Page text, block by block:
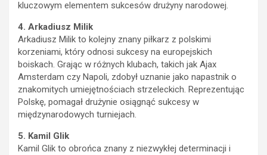
kluczowym elementem sukcesów drużyny narodowej.
4. Arkadiusz Milik
Arkadiusz Milik to kolejny znany piłkarz z polskimi
korzeniami, który odnosi sukcesy na europejskich
boiskach. Grając w różnych klubach, takich jak Ajax
Amsterdam czy Napoli, zdobył uznanie jako napastnik o
znakomitych umiejętnościach strzeleckich. Reprezentując
Polskę, pomagał drużynie osiągnąć sukcesy w
międzynarodowych turniejach.
5. Kamil Glik
Kamil Glik to obrońca znany z niezwykłej determinacji i